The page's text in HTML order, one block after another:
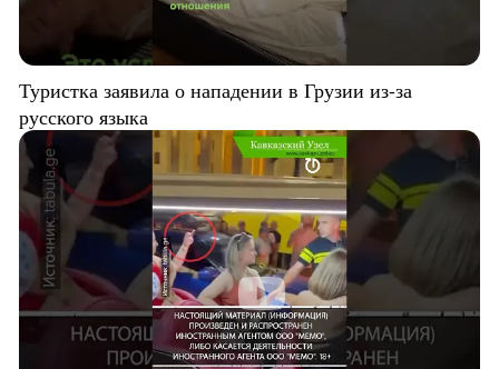
Туристка заявила о нападении в Грузии из-за
русского языка